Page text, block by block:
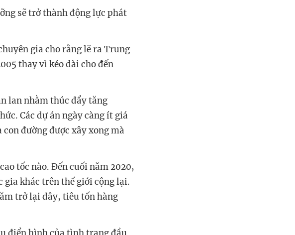
sẽ trở thành động lực phát
gia cho rằng lẽ ra Trung
thay vì kéo dài cho đến
lan nhằm thúc đẩy tăng
Các dự án ngày càng ít giá
đường được xây xong mà
tốc nào. Đến cuối năm 2020,
gia khác trên thế giới cộng lại.
trở lại đây, tiêu tốn hàng